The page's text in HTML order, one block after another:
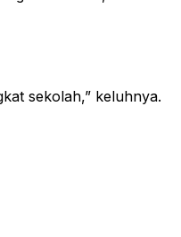
sekolah,” keluhnya.